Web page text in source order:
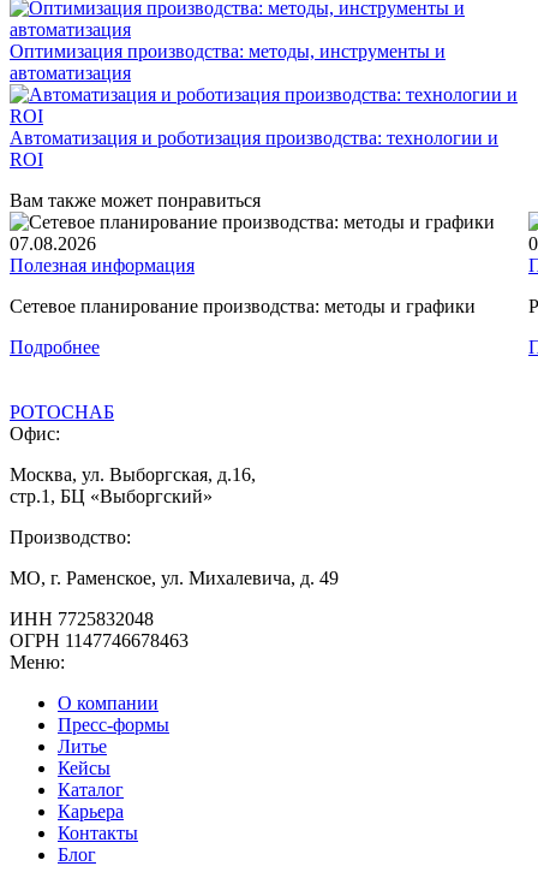
Оптимизация производства: методы, инструменты и
автоматизация
Автоматизация и роботизация производства: технологии и
ROI
Вам также может понравиться
07.08.2026
Полезная информация
Сетевое планирование производства: методы и графики
Подробнее
РОТОСНАБ
Офис:
Москва, ул. Выборгская, д.16,
стр.1, БЦ «Выборгский»
Производство:
МО, г. Раменское, ул. Михалевича, д. 49
ИНН 7725832048
ОГРН 1147746678463
Меню:
О компании
Пресс-формы
Литье
Кейсы
Каталог
Карьера
Контакты
Блог